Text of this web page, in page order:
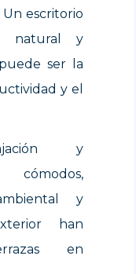
escritorio
natural y
ser la
y el
y
cómodos,
y
han
en